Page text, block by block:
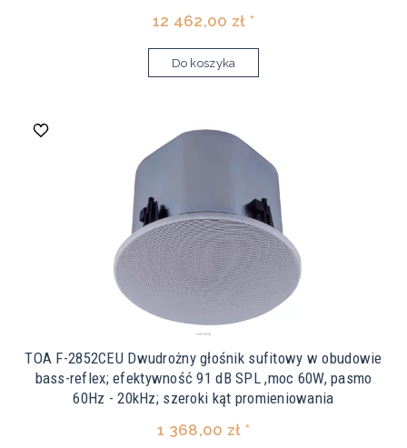
12 462,00 zł *
Do koszyka
TOA F-2852CEU Dwudrożny głośnik sufitowy w obudowie
bass-reflex; efektywność 91 dB SPL ,moc 60W, pasmo
60Hz - 20kHz; szeroki kąt promieniowania
1 368,00 zł *